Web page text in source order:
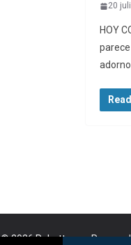
20
HOY
© 2026Robotto.mx.